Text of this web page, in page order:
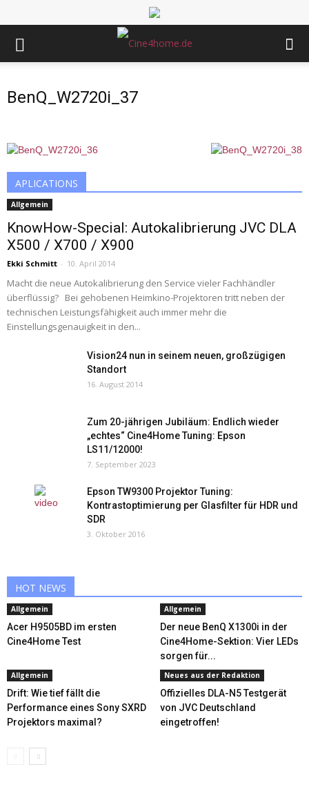
BenQ_W2720i_37
APLICATIONS
Allgemein
KnowHow-Special: Autokalibrierung JVC DLA
X500 / X700 / X900
Ekki Schmitt - 10. April 2014
Macht die neue Autokalibrierung den Service vieler Fachhändler
überflüssig? Bei gehobenen Heimkino-Projektoren tritt neben der
technischen Leistungsfähigkeit auch immer mehr die
Einstellungsgenauigkeit in den...
Vision24 nun in seinem neuen, großzügigen
Standort
16. August 2014
Zum 20-jährigen Jubiläum: Endlich wieder
„echtes“ Cine4Home Tuning: Epson
LS11/12000!
7. September 2023
Epson TW9300 Projektor Tuning:
Kontrastoptimierung per Glasfilter für HDR und
SDR
3. Oktober 2016
HOT NEWS
Allgemein
Acer H9505BD im ersten
Cine4Home Test
Allgemein
Der neue BenQ X1300i in der
Cine4Home-Sektion: Vier LEDs
sorgen für...
Allgemein
Drift: Wie tief fällt die
Performance eines Sony SXRD
Projektors maximal?
Neues aus der Redaktion
Offizielles DLA-N5 Testgerät
von JVC Deutschland
eingetroffen!